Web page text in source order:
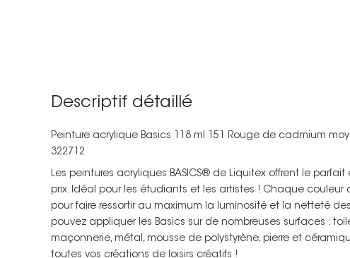
Descriptif détaillé
Peinture acrylique Basics 118 ml 151 Rouge de cadmium
322712
Les peintures acryliques BASICS® de Liquitex offrent le
prix. Idéal pour les étudiants et les artistes ! Chaque
pour faire ressortir au maximum la luminosité et la netteté
pouvez appliquer les Basics sur de nombreuses surfaces :
maçonnerie, métal, mousse de polystyrène, pierre et
toutes vos créations de loisirs créatifs !